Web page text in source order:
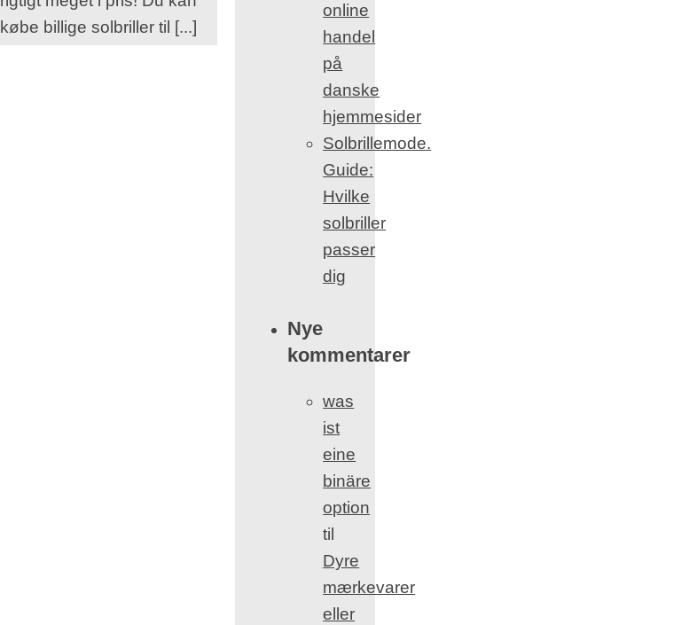
købe billige solbriller til [...]
online
handel
på
danske
hjemmesider
Solbrillemode.
Guide:
Hvilke
solbriller
passer
dig
Nye
kommentarer
was
ist
eine
binäre
option
til
Dyre
mærkevarer
eller